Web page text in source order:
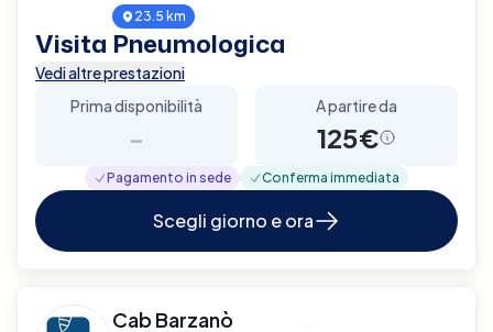
23.5 km
Visita Pneumologica
Vedi altre prestazioni
Prima disponibilità
-
A partire da
125€
Pagamento in sede Conferma immediata
Scegli giorno e ora
Cab Barzanò